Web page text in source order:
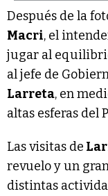
Después de la
Macri, el
jugar al
al jefe de
Larreta, en
altas esferas del
Las visitas de
revuelo y un
distintas